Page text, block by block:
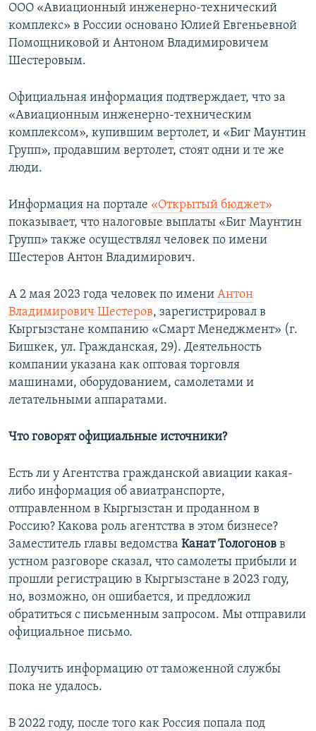
ООО «Авиационный инженерно-технический
комплекс» в России основано Юлией Евгеньевной
Помощниковой и Антоном Владимировичем
Шестеровым.
Официальная информация подтверждает, что за
«Авиационным инженерно-техническим
комплексом», купившим вертолет, и «Биг Маунтин
Групп», продавшим вертолет, стоят одни и те же
люди.
Информация на портале «Открытый бюджет»
показывает, что налоговые выплаты «Биг Маунтин
Групп» также осуществлял человек по имени
Шестеров Антон Владимирович.
А 2 мая 2023 года человек по имени Антон
Владимирович Шестеров, зарегистрировал в
Кыргызстане компанию «Смарт Менеджмент» (г.
Бишкек, ул. Гражданская, 29). Деятельность
компании указана как оптовая торговля
машинами, оборудованием, самолетами и
летательными аппаратами.
Что говорят официальные источники?
Есть ли у Агентства гражданской авиации какая-
либо информация об авиатранспорте,
отправленном в Кыргызстан и проданном в
Россию? Какова роль агентства в этом бизнесе?
Заместитель главы ведомства Канат Тологонов в
устном разговоре сказал, что самолеты прибыли и
прошли регистрацию в Кыргызстане в 2023 году,
но, возможно, он ошибается, и предложил
обратиться с письменным запросом. Мы отправили
официальное письмо.
Получить информацию от таможенной службы
пока не удалось.
В 2022 году, после того как Россия попала под